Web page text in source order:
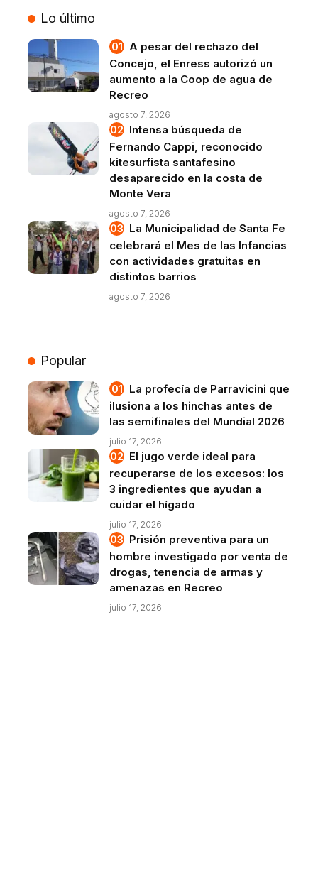
Lo último
A pesar del rechazo del
Concejo, el Enress autorizó un
aumento a la Coop de agua de
Recreo
agosto 7, 2026
Intensa búsqueda de
Fernando Cappi, reconocido
kitesurfista santafesino
desaparecido en la costa de
Monte Vera
agosto 7, 2026
La Municipalidad de Santa Fe
celebrará el Mes de las Infancias
con actividades gratuitas en
distintos barrios
agosto 7, 2026
Popular
La profecía de Parravicini que
ilusiona a los hinchas antes de
las semifinales del Mundial 2026
julio 17, 2026
El jugo verde ideal para
recuperarse de los excesos: los
3 ingredientes que ayudan a
cuidar el hígado
julio 17, 2026
Prisión preventiva para un
hombre investigado por venta de
drogas, tenencia de armas y
amenazas en Recreo
julio 17, 2026